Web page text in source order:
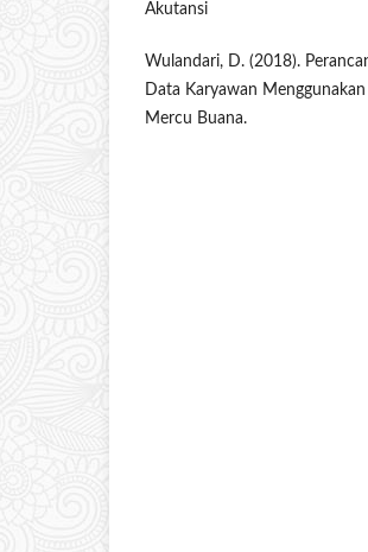
Akutansi
Wulandari, D. (2018).
Data Karyawan
Mercu Buana.